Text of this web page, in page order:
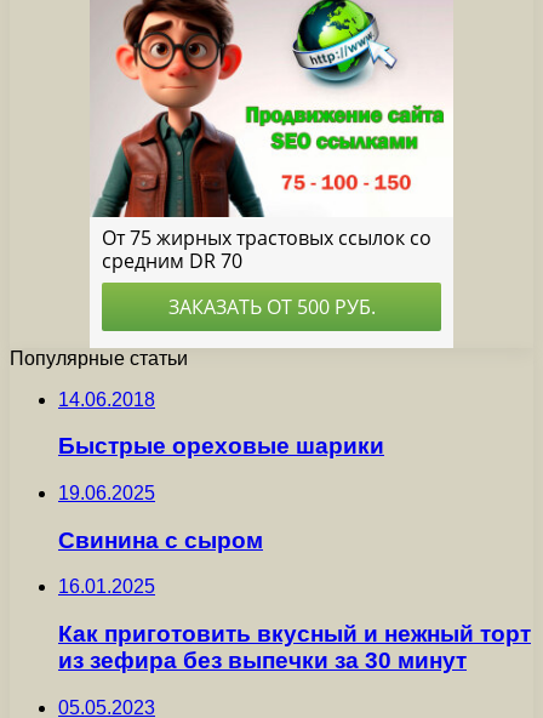
Популярные статьи
14.06.2018
Быстрые ореховые шарики
19.06.2025
Свинина с сыром
16.01.2025
Как приготовить вкусный и нежный торт
из зефира без выпечки за 30 минут
05.05.2023